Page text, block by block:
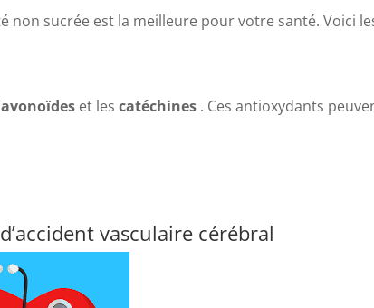
non sucrée est la meilleure pour votre santé. Voici
et les catéchines . Ces antioxydants
vasculaire cérébral